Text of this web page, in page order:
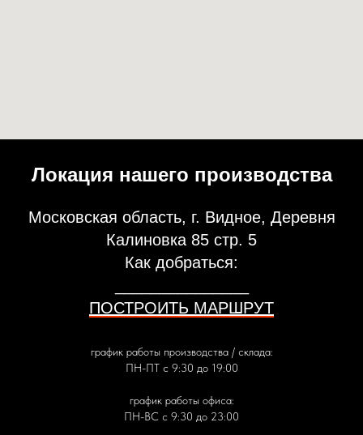
Локация нашего производства
Московская область, г. Видное, Деревня
Калиновка 85 стр. 5
Как добраться:
ПОСТРОИТЬ МАРШРУТ
график работы производства / склада:
ПН-ПТ с 9:30 до 19:00
график работы офиса:
ПН-ВС с 9:30 до 23:00